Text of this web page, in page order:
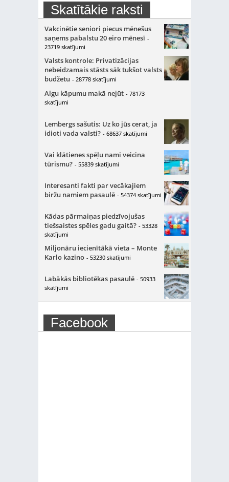
Skatītākie raksti
Vakcinētie seniori piecus mēnešus
saņems pabalstu 20 eiro mēnesī -
23719 skatījumi
Valsts kontrole: Privatizācijas
nebeidzamais stāsts sāk tukšot valsts
budžetu - 28778 skatījumi
Algu kāpumu makā nejūt - 78173
skatījumi
Lembergs sašutis: Uz ko jūs cerat, ja
idioti vada valsti? - 68637 skatījumi
Vai klātienes spēļu nami veicina
tūrismu? - 55839 skatījumi
Interesanti fakti par vecākajiem
biržu namiem pasaulē - 54374 skatījumi
Kādas pārmaiņas piedzīvojušas
tiešsaistes spēles gadu gaitā? - 53328
skatījumi
Miljonāru iecienītākā vieta – Monte
Karlo kazino - 53230 skatījumi
Labākās bibliotēkas pasaulē - 50933
skatījumi
Facebook